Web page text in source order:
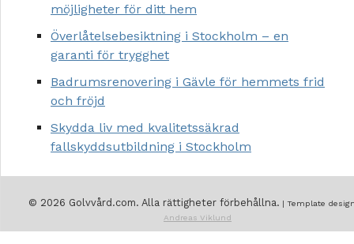
möjligheter för ditt hem
Överlåtelsebesiktning i Stockholm – en
garanti för trygghet
Badrumsrenovering i Gävle för hemmets frid
och fröjd
Skydda liv med kvalitetssäkrad
fallskyddsutbildning i Stockholm
© 2026 Golvvård.com. Alla rättigheter förbehållna. | Template
Andreas Viklund